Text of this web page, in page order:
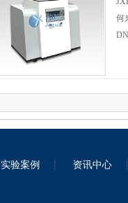
何
实验案例 资讯中心